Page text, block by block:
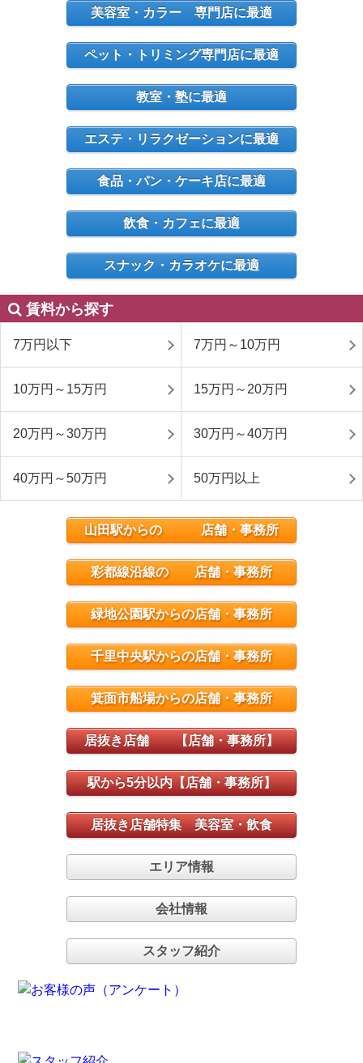
美容室・カラー 専門店に最適
ペット・トリミング専門店に最適
教室・塾に最適
エステ・リラクゼーションに最適
食品・パン・ケーキ店に最適
飲食・カフェに最適
スナック・カラオケに最適
賃料から探す
7万円以下 7万円～10万円
10万円～15万円 15万円～20万円
20万円～30万円 30万円～40万円
40万円～50万円 50万円以上
山田駅からの 店舗・事務所
彩都線沿線の 店舗・事務所
緑地公園駅からの店舗・事務所
千里中央駅からの店舗・事務所
箕面市船場からの店舗・事務所
居抜き店舗 【店舗・事務所】
駅から5分以内【店舗・事務所】
居抜き店舗特集 美容室・飲食
エリア情報
会社情報
スタッフ紹介